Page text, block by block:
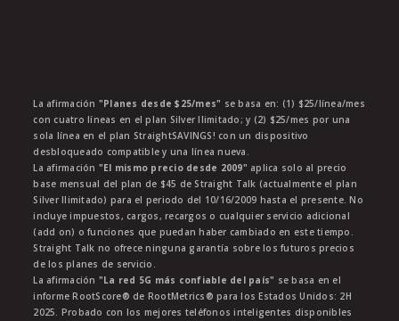
La afirmación "Planes desde $25/mes" se basa en: (1) $25/línea/mes
con cuatro líneas en el plan Silver Ilimitado; y (2) $25/mes por una
sola línea en el plan StraightSAVINGS! con un dispositivo
desbloqueado compatible y una línea nueva.
La afirmación "El mismo precio desde 2009" aplica solo al precio
base mensual del plan de $45 de Straight Talk (actualmente el plan
Silver Ilimitado) para el periodo del 10/16/2009 hasta el presente. No
incluye impuestos, cargos, recargos o cualquier servicio adicional
(add on) o funciones que puedan haber cambiado en este tiempo.
Straight Talk no ofrece ninguna garantía sobre los futuros precios
de los planes de servicio.
La afirmación "La red 5G más confiable del país" se basa en el
informe RootScore® de RootMetrics® para los Estados Unidos: 2H
2025. Probado con los mejores teléfonos inteligentes disponibles